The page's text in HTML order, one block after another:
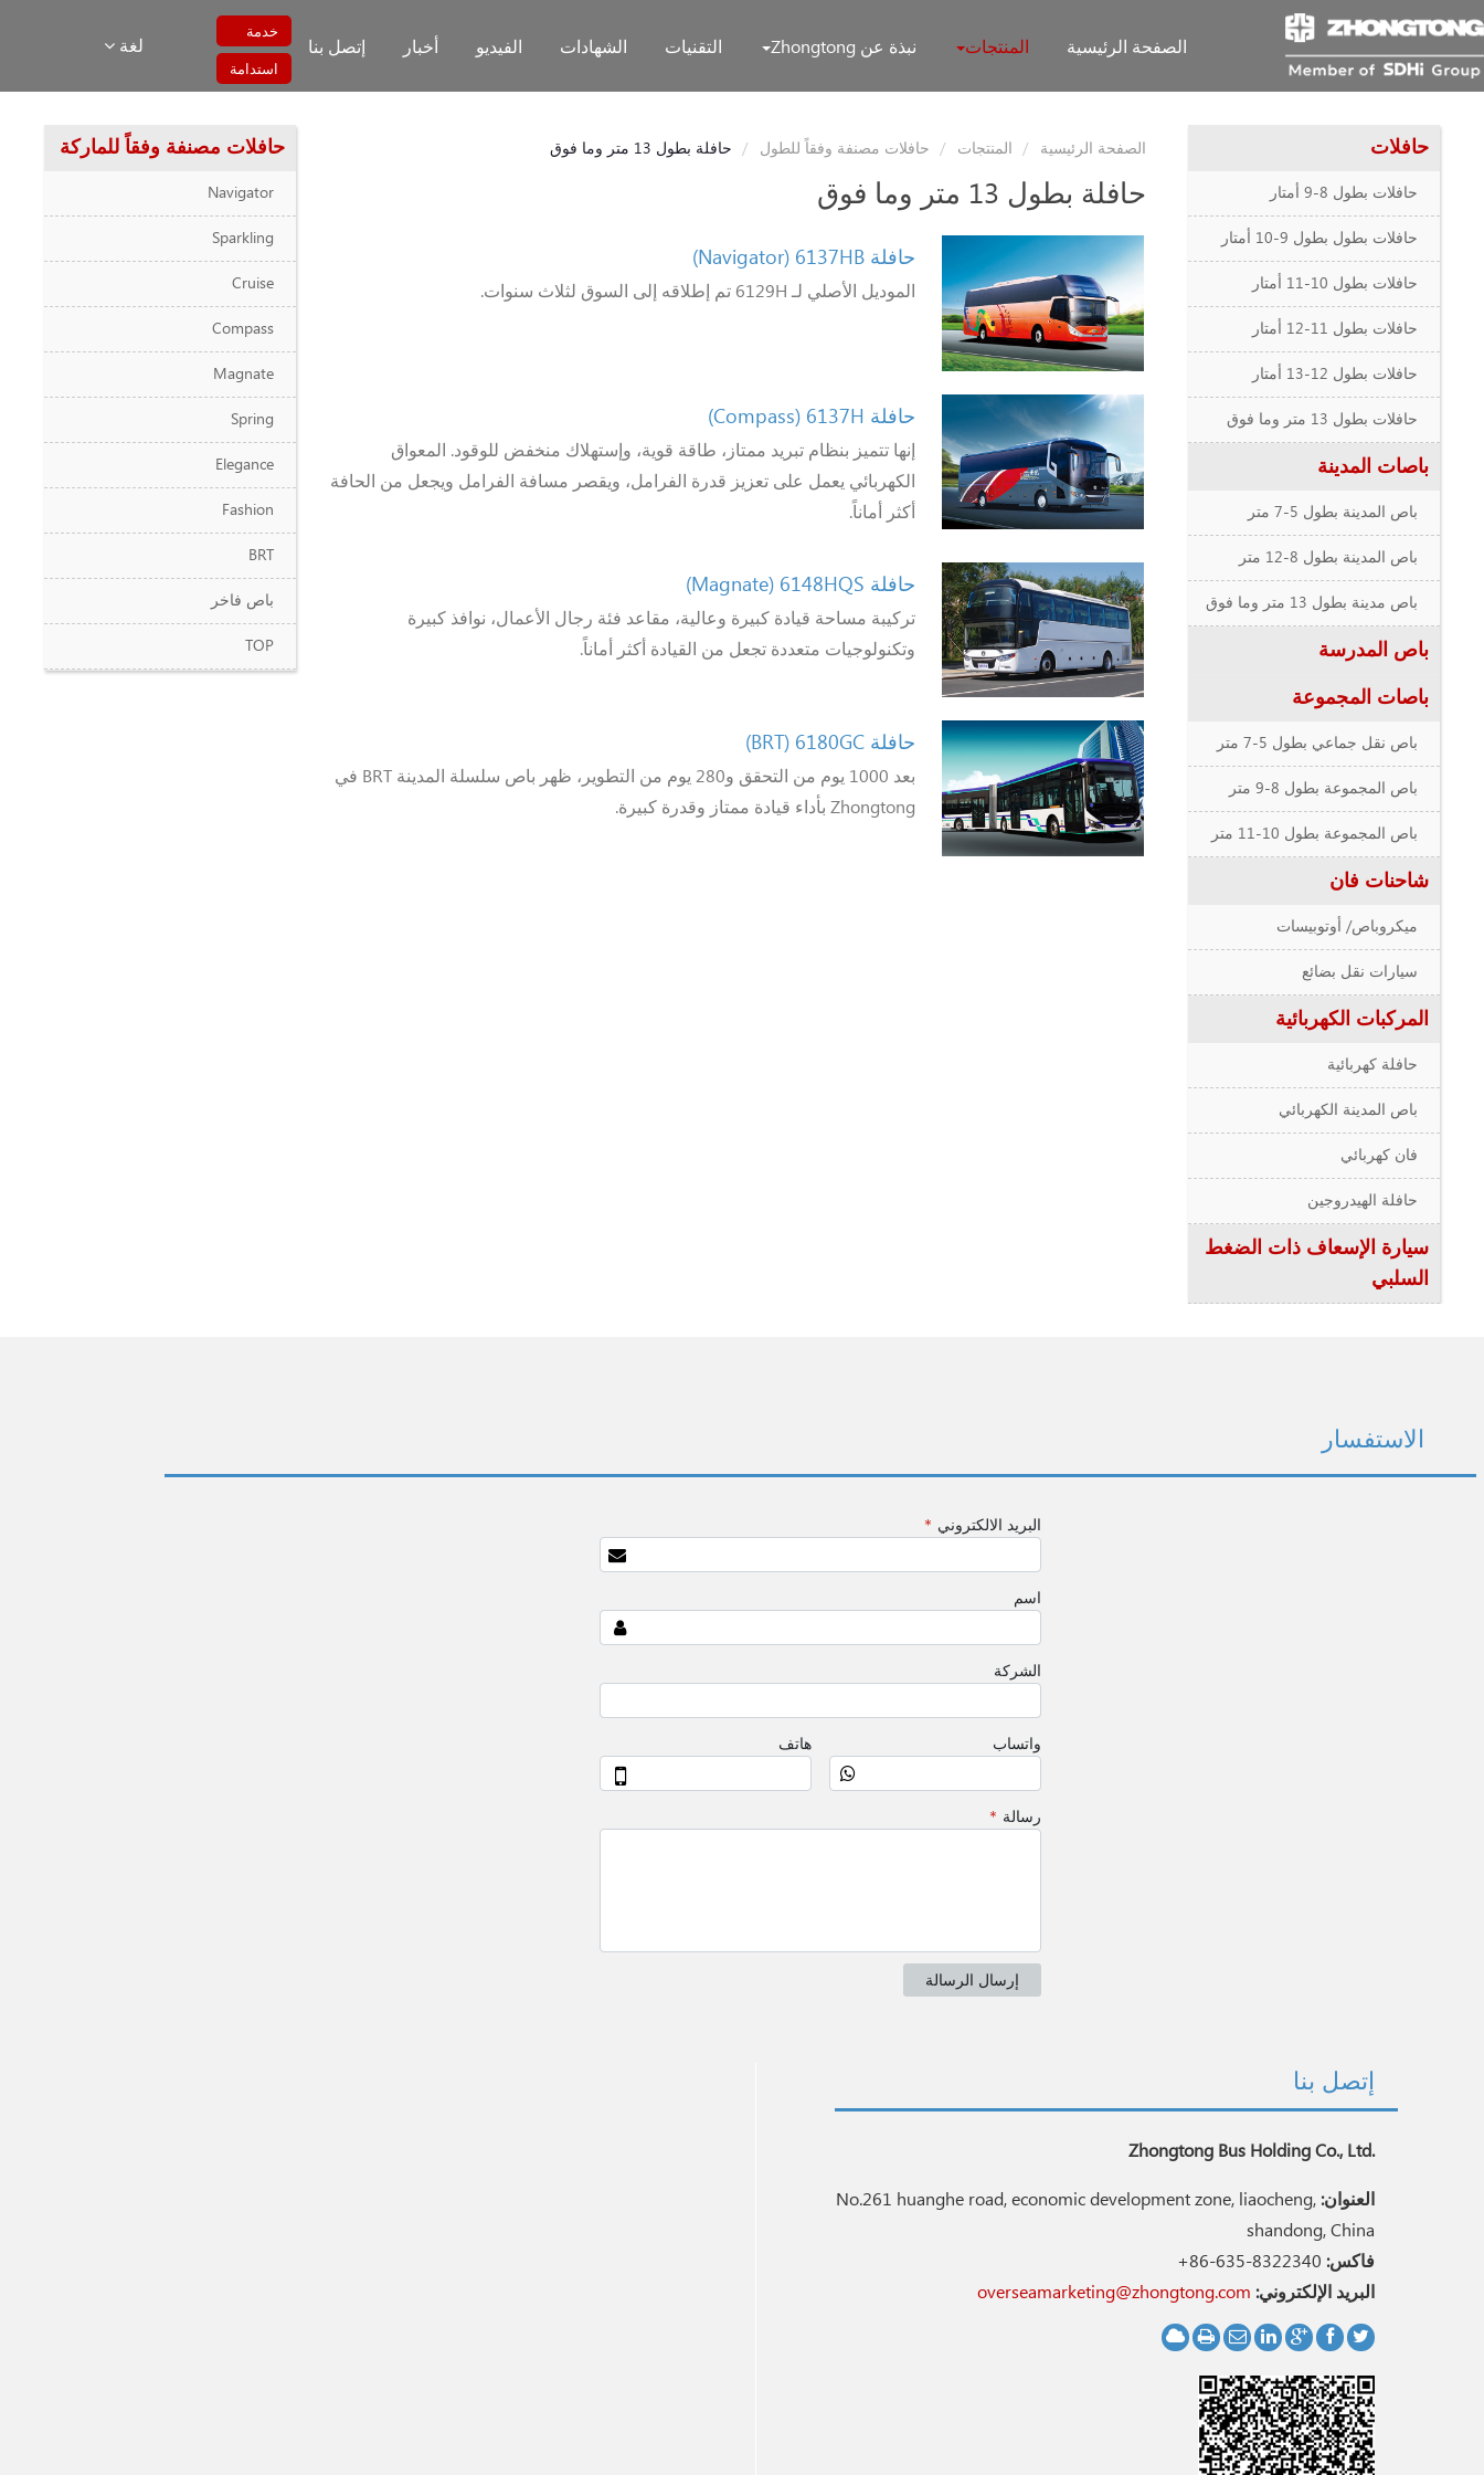
لغة الصفحة الرئيسية المنتجات نبذة عن Zhongtong التقنيات الشهادات الفيديو أخبار إتصل بنا
خدمة
استدامة
حافلات
حافلات بطول 8-9 أمتار
حافلات بطول بطول 9-10 أمتار
حافلات بطول 10-11 أمتار
حافلات بطول 11-12 أمتار
حافلات بطول 12-13 أمتار
حافلات بطول 13 متر وما فوق
باصات المدينة
باص المدينة بطول 5-7 متر
باص المدينة بطول 8-12 متر
باص مدينة بطول 13 متر وما فوق
باص المدرسة
باصات المجموعة
باص نقل جماعي بطول 5-7 متر
باص المجموعة بطول 8-9 متر
باص المجموعة بطول 10-11 متر
شاحنات فان
ميكروباص/ أوتوبيسات
سيارات نقل بضائع
المركبات الكهربائية
حافلة كهربائية
باص المدينة الكهربائي
فان كهربائي
حافلة الهيدروجين
سيارة الإسعاف ذات الضغط
السلبي
الصفحة الرئيسية المنتجات حافلات مصنفة وفقاً للطول حافلة بطول 13 متر وما فوق
حافلة بطول 13 متر وما فوق
حافلة 6137HB (Navigator)
الموديل الأصلي لـ 6129H تم إطلاقه إلى السوق لثلاث سنوات.
حافلة 6137H (Compass)
إنها تتميز بنظام تبريد ممتاز، طاقة قوية، وإستهلاك منخفض للوقود. المعواق
الكهربائي يعمل على تعزيز قدرة الفرامل، ويقصر مسافة الفرامل ويجعل من الحافة
أكثر أماناً.
حافلة 6148HQS (Magnate)
تركيبة مساحة قيادة كبيرة وعالية، مقاعد فئة رجال الأعمال، نوافذ كبيرة
وتكنولوجيات متعددة تجعل من القيادة أكثر أماناً.
حافلة 6180GC (BRT)
بعد 1000 يوم من التحقق و280 يوم من التطوير، ظهر باص سلسلة المدينة BRT في
Zhongtong بأداء قيادة ممتاز وقدرة كبيرة.
حافلات مصنفة وفقاً للماركة
Navigator
Sparkling
Cruise
Compass
Magnate
Spring
Elegance
Fashion
BRT
باص فاخر
TOP
الاستفسار
إتصل بنا
Zhongtong Bus Holding Co., Ltd.
العنوان: No.261 huanghe road, economic development zone, liaocheng,
shandong, China
فاكس: +86-635-8322340
البريد الإلكتروني: overseamarketing@zhongtong.com